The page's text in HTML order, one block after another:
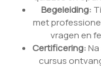
Begeleiding:
met
vragen en
Certificering:
cursus